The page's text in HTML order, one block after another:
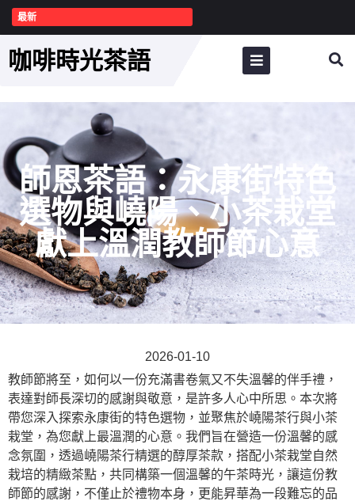
最新
咖啡時光茶語
師恩茶語：永康街特色
選物與嶢陽、小茶栽堂
獻上溫潤教師節心意
2026-01-10
教師節將至，如何以一份充滿書卷氣又不失溫馨的伴手禮，
表達對師長深切的感謝與敬意，是許多人心中所思。本次將
帶您深入探索永康街的特色選物，並聚焦於嶢陽茶行與小茶
栽堂，為您獻上最溫潤的心意。我們旨在營造一份溫馨的感
念氛圍，透過嶢陽茶行精選的醇厚茶款，搭配小茶栽堂自然
栽培的精緻茶點，共同構築一個溫馨的午茶時光，讓這份教
師節的感謝，不僅止於禮物本身，更能昇華為一段難忘的品